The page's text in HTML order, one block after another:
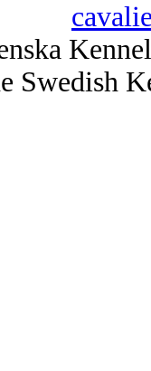
Swedish